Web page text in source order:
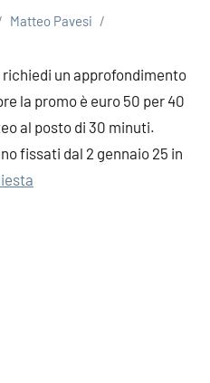
Matteo Pavesi
un approfondimento
la promo è euro 50 per 40
al posto di 30 minuti.
fissati dal 2 gennaio 25 in